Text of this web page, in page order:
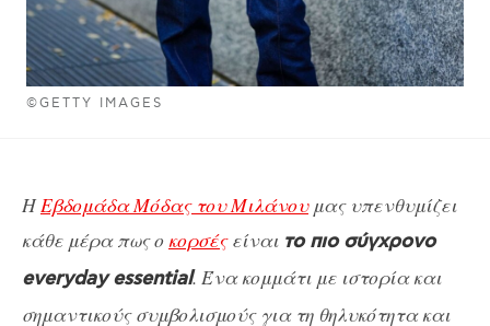
©GETTY IMAGES
HΕβδομάδα Μόδας του Μιλάνουμας υπενθυμίζει
κάθε μέρα πως ο κορσέςείναι το πιο σύγχρονο
everyday essential. Ένα κομμάτι με ιστορία και
σημαντικούς συμβολισμούς για τη θηλυκότητα και